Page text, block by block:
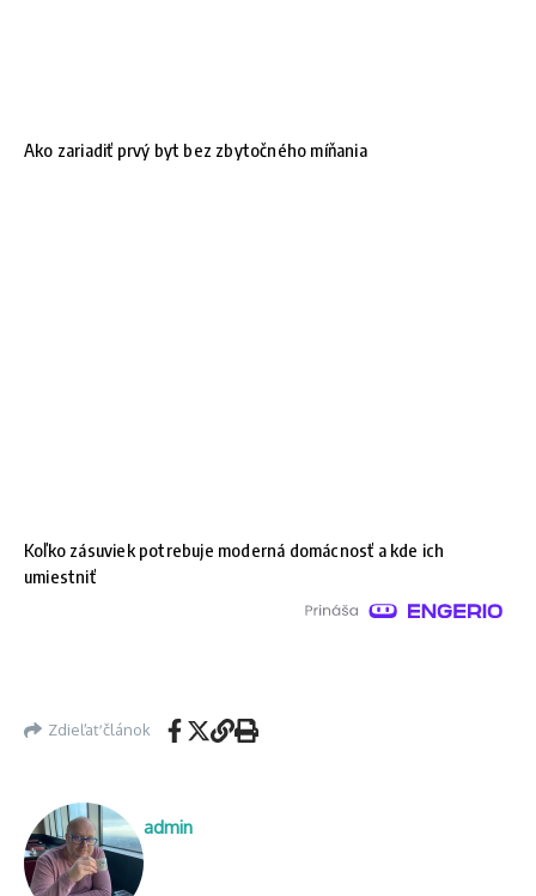
Ako zariadiť prvý byt bez zbytočného míňania
Koľko zásuviek potrebuje moderná domácnosť a kde ich
umiestniť
Zdieľať článok
admin